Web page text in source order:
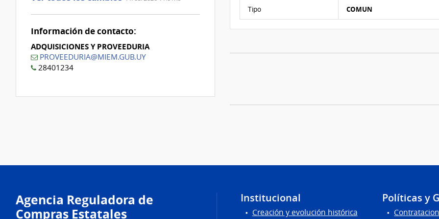
Información de contacto:
ADQUISICIONES Y PROVEEDURIA
PROVEEDURIA@MIEM.GUB.UY
28401234
Características del Ítem Nº 2
Tipo COMUN
Agencia Reguladora de
Compras Estatales
Institucional
Creación y evolución histórica
Políticas y